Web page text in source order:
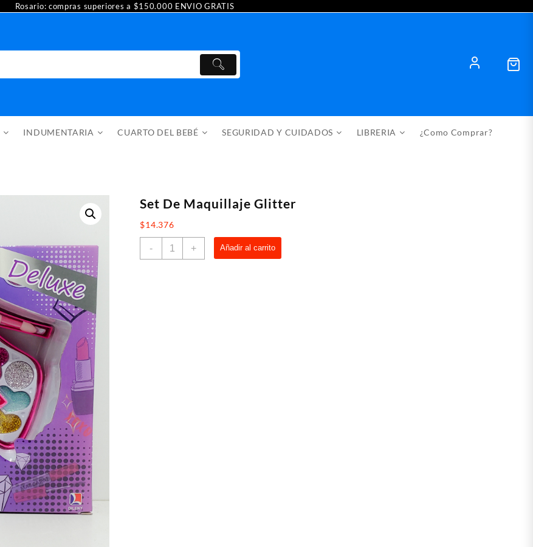
Rosario: compras superiores a $150.000 ENVIO GRATIS
INDUMENTARIA CUARTO DEL BEBÉ SEGURIDAD Y CUIDADOS LIBRERIA ¿Como Comprar?
Set De Maquillaje Glitter
$14.376
-
Set
+ Añadir al carrito